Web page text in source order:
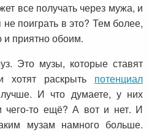
все получать через мужа, и
поиграть в это? Тем более,
и приятно обоим.
Это музы, которые ставят
хотят раскрыть потенциал
И что думаете, у них
чего-то ещё? А вот и нет. И
музам намного больше.